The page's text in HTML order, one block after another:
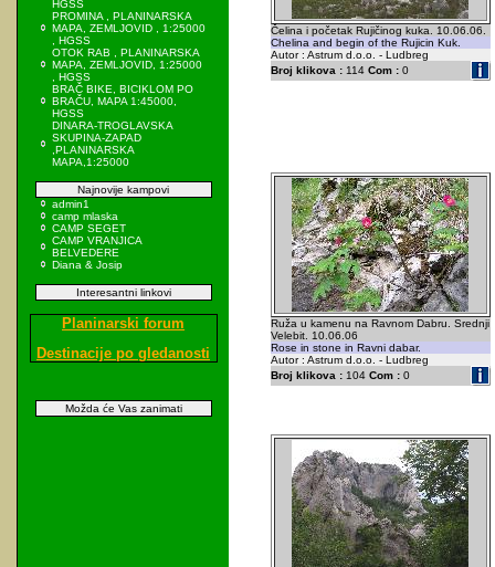
HGSS
PROMINA , PLANINARSKA
MAPA, ZEMLJOVID , 1:25000
, HGSS
OTOK RAB , PLANINARSKA
MAPA, ZEMLJOVID, 1:25000
, HGSS
BRAČ BIKE, BICIKLOM PO
BRAČU, MAPA 1:45000,
HGSS
DINARA-TROGLAVSKA
SKUPINA-ZAPAD
,PLANINARSKA
MAPA,1:25000
Najnovije kampovi
admin1
camp mlaska
CAMP SEGET
CAMP VRANJICA
BELVEDERE
Diana & Josip
Interesantni linkovi
Planinarski forum
Destinacije po gledanosti
Možda će Vas zanimati
Čelina i početak Rujičinog kuka. 10.06.06.
Chelina and begin of the Rujicin Kuk.
Autor : Astrum d.o.o. - Ludbreg
Broj klikova :114 Com :0
Ruža u kamenu na Ravnom Dabru. Srednji
Velebit. 10.06.06
Rose in stone in Ravni dabar.
Autor : Astrum d.o.o. - Ludbreg
Broj klikova :104 Com :0